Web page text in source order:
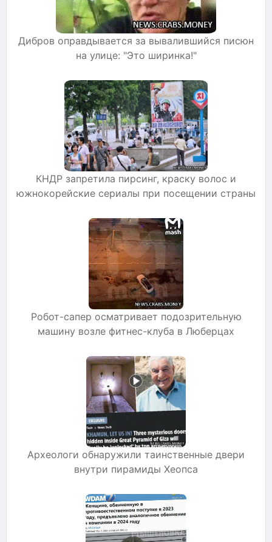
Дибров оправдывается за вывалившийся писюн
на улице: "Это ширинка!"
КНДР запретила пирсинг, краску волос и
южнокорейские сериалы при посещении страны
Робот-сапер осматривает подозрительную
машину возле фитнес-клуба в Люберцах
Археологи обнаружили таинственные двери
внутри пирамиды Хеопса